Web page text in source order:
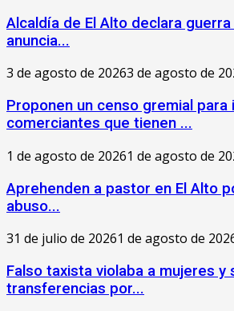
‎Alcaldía de El Alto declara
anuncia...
3 de agosto de 20263 de agosto de
Proponen un censo gremial
comerciantes que tienen ...
1 de agosto de 20261 de agosto de
Aprehenden a pastor en El Alto
abuso...
31 de julio de 20261 de agosto de
Falso taxista violaba a mujeres y
transferencias por...